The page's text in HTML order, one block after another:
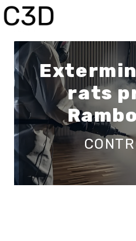
rats
Panneau de gestion des cookies